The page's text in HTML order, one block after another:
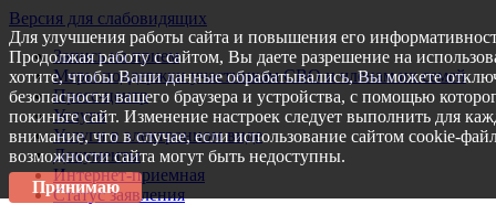
Версия для слабовидящих
Запись на прием
Меры поддержки участникам СВО и членам их семей
Пресс-центр
Услуги
Услуги в электронном виде
Документы
Интернет-приемная
Статус заявления
Для улучшения работы сайта и повышения его
Продолжая работу с сайтом, Вы даете разрешение на
хотите, чтобы Ваши данные обрабатывались, Вы можете
безопасности вашего браузера и устройства, с помощью
покиньте сайт. Изменение настроек следует выполнить для
внимание, что в случае, если использование сайтом cookie-
возможности сайта могут быть недоступны.
Принимаю